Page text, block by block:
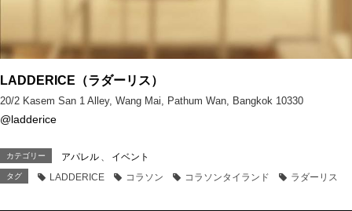
LADDERICE（ラダーリス）
20/2 Kasem San 1 Alley, Wang Mai, Pathum Wan, Bangkok 10330
@ladderice
カテゴリー アパレル 、 イベント
タグ LADDERICE コラソン コラソンタイランド ラダーリス